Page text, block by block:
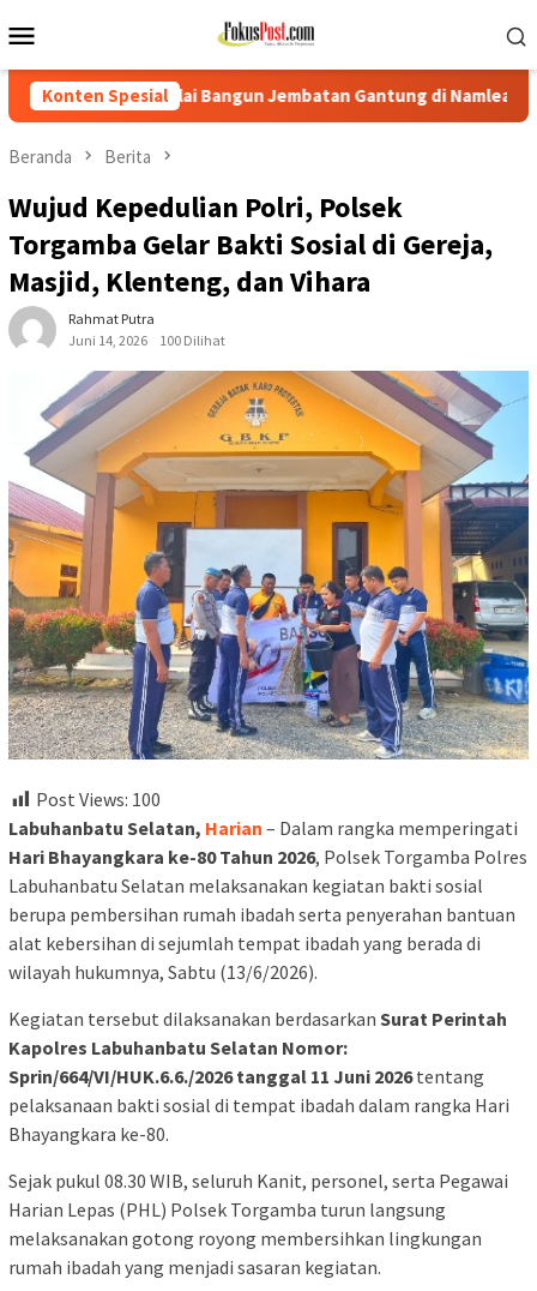
ke
Mobile
Konten Spesial
Jembatan Gantung di Namlea Ilath Korban Desak
Beranda Berita
Wujud Kepedulian Polri, Polsek
Torgamba Gelar Bakti Sosial di Gereja,
Masjid, Klenteng, dan Vihara
Rahmat Putra
Juni 14, 2026
100 Dilihat
Post Views: 100
Labuhanbatu Selatan, Harian – Dalam rangka memperingati
Hari Bhayangkara ke-80 Tahun 2026, Polsek Torgamba Polres
Labuhanbatu Selatan melaksanakan kegiatan bakti sosial
berupa pembersihan rumah ibadah serta penyerahan bantuan
alat kebersihan di sejumlah tempat ibadah yang berada di
wilayah hukumnya, Sabtu (13/6/2026).
Kegiatan tersebut dilaksanakan berdasarkan Surat Perintah
Kapolres Labuhanbatu Selatan Nomor:
Sprin/664/VI/HUK.6.6./2026 tanggal 11 Juni 2026tentang
pelaksanaan bakti sosial di tempat ibadah dalam rangka Hari
Bhayangkara ke-80.
Sejak pukul 08.30 WIB, seluruh Kanit, personel, serta Pegawai
Harian Lepas (PHL) Polsek Torgamba turun langsung
melaksanakan gotong royong membersihkan lingkungan
rumah ibadah yang menjadi sasaran kegiatan.